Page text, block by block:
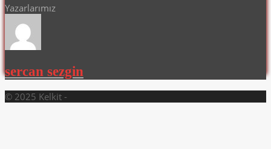
Yazarlarımız
sercan sezgin
© 2025 Kelkit -